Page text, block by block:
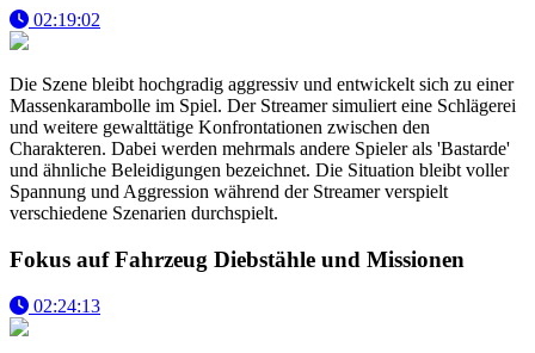
02:19:02
Die Szene bleibt hochgradig aggressiv und entwickelt sich zu einer
Massenkarambolle im Spiel. Der Streamer simuliert eine Schlägerei
und weitere gewalttätige Konfrontationen zwischen den
Charakteren. Dabei werden mehrmals andere Spieler als 'Bastarde'
und ähnliche Beleidigungen bezeichnet. Die Situation bleibt voller
Spannung und Aggression während der Streamer verspielt
verschiedene Szenarien durchspielt.
Fokus auf Fahrzeug Diebstähle und Missionen
02:24:13